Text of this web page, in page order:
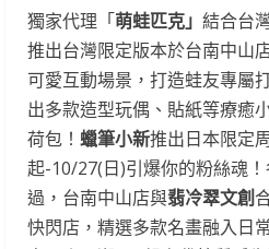
獨家代理「萌蛙匹克」 結合台
推出台灣限定版本於台南中山
可愛互動場景，打造蛙友專屬
出多款造型玩偶、貼紙等療癒
荷包！ 蠟筆小新推出日本限定
起-10/27(日)引爆你的粉絲魂
過，台南中山店與翡冷翠文創
快閃店，精選多款名畫融入日